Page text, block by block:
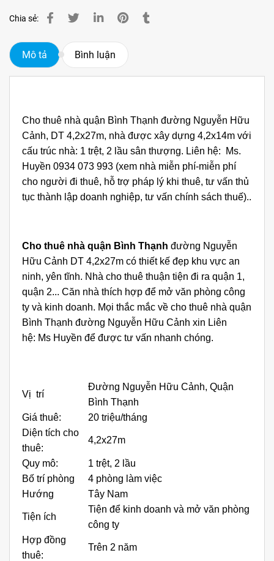
Chia sẻ:
Mô tả Bình luận
Cho thuê nhà quận Bình Thạnh đường Nguyễn Hữu
Cảnh, DT 4,2x27m, nhà được xây dựng 4,2x14m với
cấu trúc nhà: 1 trệt, 2 lầu sân thượng. Liên hệ: Ms.
Huyền 0934 073 993 (xem nhà miễn phí-miễn phí
cho người đi thuê, hỗ trợ pháp lý khi thuê, tư vấn thủ
tục thành lập doanh nghiệp, tư vấn chính sách thuế)..
Cho thuê nhà quận Bình Thạnh đường Nguyễn
Hữu Cảnh DT 4,2x27m có thiết kế đẹp khu vực an
ninh, yên tĩnh. Nhà cho thuê thuận tiện đi ra quận 1,
quận 2... Căn nhà thích hợp để mở văn phòng công
ty và kinh doanh. Mọi thắc mắc về cho thuê nhà quận
Bình Thạnh đường Nguyễn Hữu Cảnh xin Liên
hệ: Ms Huyền để được tư vấn nhanh chóng.
Vị trí
Đường Nguyễn Hữu Cảnh, Quận
Bình Thạnh
Giá thuê:
20 triệu/tháng
Diện tích cho
thuê:
4,2x27m
Quy mô:
1 trệt, 2 lầu
Bố trí phòng
4 phòng làm việc
Hướng
Tây Nam
Tiện ích
Tiện để kinh doanh và mở văn phòng
công ty
Hợp đồng
thuê:
Trên 2 năm